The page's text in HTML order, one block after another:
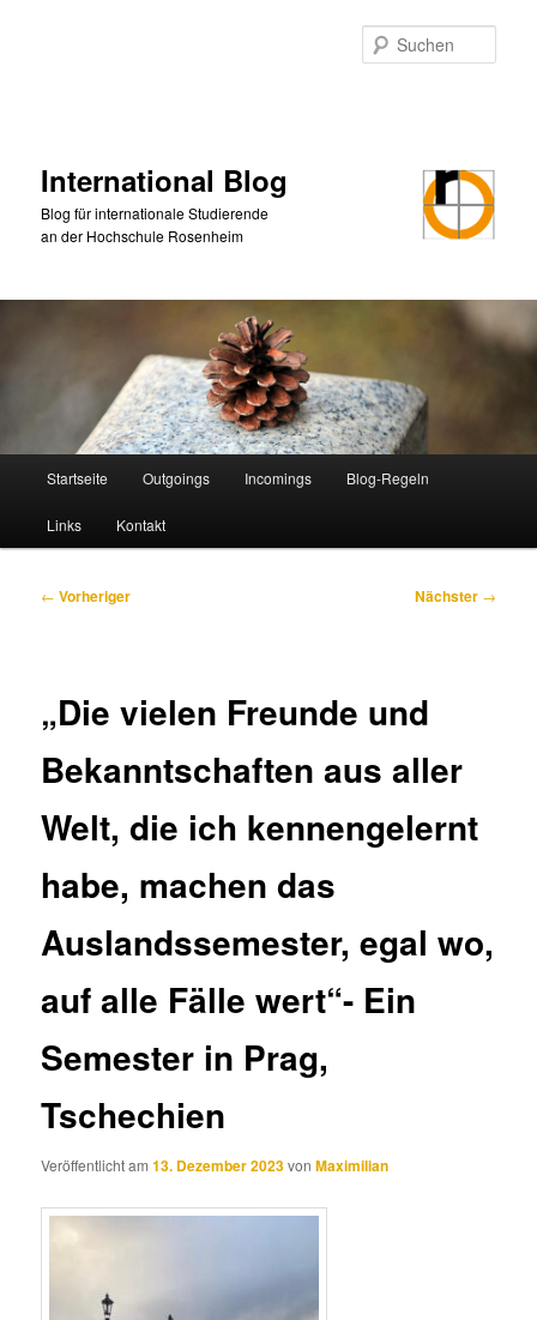
International Blog
Blog für internationale Studierende
an der Hochschule Rosenheim
Startseite Outgoings Incomings Blog-Regeln
Links Kontakt
Beitragsnavigation
← Vorheriger Nächster →
„Die vielen Freunde und
Bekanntschaften aus aller
Welt, die ich kennengelernt
habe, machen das
Auslandssemester, egal wo,
auf alle Fälle wert“- Ein
Semester in Prag,
Tschechien
Veröffentlicht am13. Dezember 2023vonMaximilian